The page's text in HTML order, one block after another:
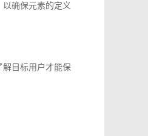
确保元素的定义
解目标用户才能保